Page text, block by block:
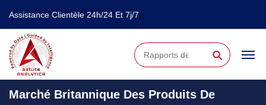
Assistance Clientèle 24h/24 Et 7j/7
⚲
Marché Britannique Des Produits De